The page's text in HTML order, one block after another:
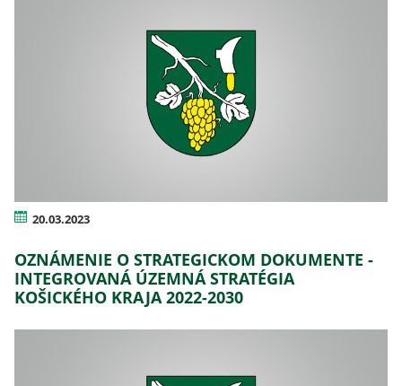
20.03.2023
OZNÁMENIE O STRATEGICKOM DOKUMENTE -
INTEGROVANÁ ÚZEMNÁ STRATÉGIA
KOŠICKÉHO KRAJA 2022-2030